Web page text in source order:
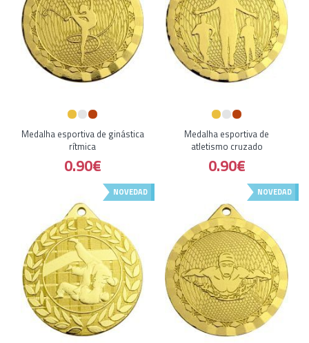
Medalha esportiva de ginástica
rítmica
0.90€
Medalha esportiva de
atletismo cruzado
0.90€
NOVEDAD NOVEDAD